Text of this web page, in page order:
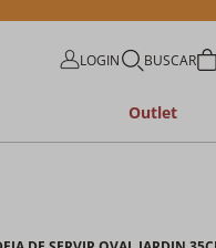
LOGIN BUSCAR
Outlet